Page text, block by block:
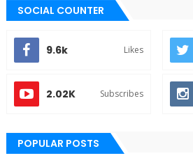
SOCIAL COUNTER
9.6k Likes
2.02K Subscribes
POPULAR POSTS